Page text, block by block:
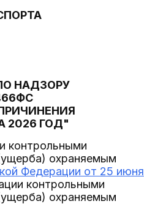
НАДЗОРУ
2026 ГОД"
контрольными
охраняемым
Федерации от 25 июня
контрольными
охраняемым